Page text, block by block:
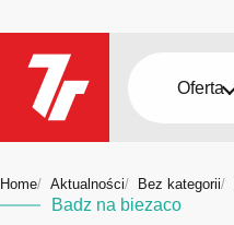
Oferta
Home Aktualności Bez kategorii
Badz na biezaco